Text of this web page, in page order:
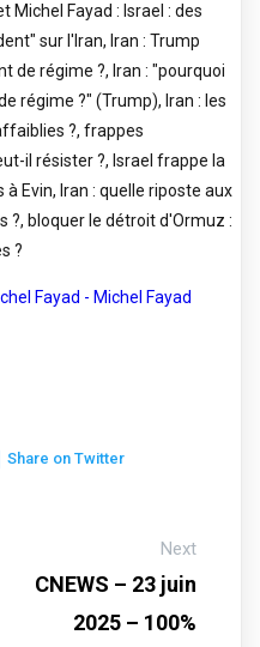
Michel Fayad : Israel : des
sur l'Iran, Iran : Trump
de régime ?, Iran : "pourquoi
régime ?" (Trump), Iran : les
?, frappes
il résister ?, Israel frappe la
Evin, Iran : quelle riposte aux
?, bloquer le détroit d'Ormuz :
?
Fayad - Michel Fayad
Share on Twitter
Next
CNEWS – 23 juin
2025 – 100%